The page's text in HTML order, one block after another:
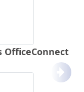
OfficeConnect